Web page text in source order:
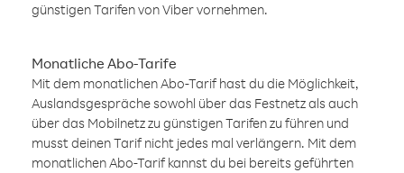
günstigen Tarifen von Viber vornehmen.
Monatliche Abo-Tarife
Mit dem monatlichen Abo-Tarif hast du die Möglichkeit,
Auslandsgespräche sowohl über das Festnetz als auch
über das Mobilnetz zu günstigen Tarifen zu führen und
musst deinen Tarif nicht jedes mal verlängern. Mit dem
monatlichen Abo-Tarif kannst du bei bereits geführten